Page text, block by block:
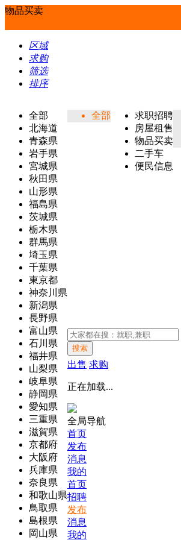
物品买卖
区域
求购
筛选
排序
全部
北海道
青森県
岩手県
宮城県
秋田県
山形県
福島県
茨城県
栃木県
群馬県
埼玉県
千葉県
東京都
神奈川県
新潟県
長野県
富山県
石川県
福井県
山梨県
岐阜県
静岡県
愛知県
三重県
滋賀県
京都府
大阪府
兵庫県
奈良県
和歌山県
鳥取県
島根県
岡山県
全部
求职招聘
房屋租售
物品买卖
二手车
便民信息
搜索
出售 求购
正在加载...
全局导航
首页
发布
消息
我的
首页
招聘
发布
消息
我的